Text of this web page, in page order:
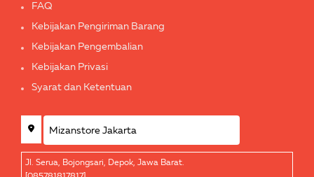
FAQ
Kebijakan Pengiriman Barang
Kebijakan Pengembalian
Kebijakan Privasi
Syarat dan Ketentuan
Jl. Serua, Bojongsari, Depok, Jawa Barat.